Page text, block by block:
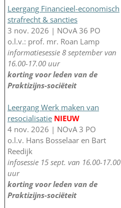
Leergang Financieel-economisch
strafrecht & sancties
3 nov. 2026 | NOvA 36 PO
o.l.v.: prof. mr. Roan Lamp
informatiesessie 8 september van
16.00-17.00 uur
korting voor leden van de
Praktizijns-sociëteit
Leergang Werk maken van
resocialisatie NIEUW
4 nov. 2026 | NOvA 3 PO
o.l.v. Hans Bosselaar en Bart
Reedijk
infosessie 15 sept. van 16.00-17.00
uur
korting voor leden van de
Praktizijns-sociëteit